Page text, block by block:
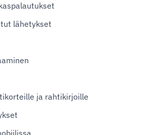
lähetykset
ja rahtikirjoille